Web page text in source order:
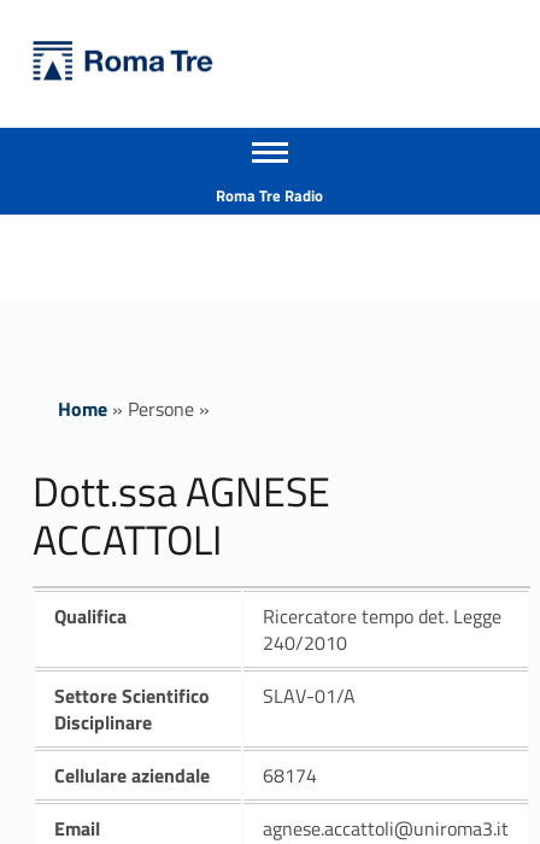
Dott.ssa AGNESE ACCATTOLI - Università Roma Tre
Apri il menu secondario
Roma Tre Radio
Home» Persone»
Dott.ssa AGNESE
ACCATTOLI
Qualifica
Ricercatore tempo det. Legge
240/2010
Settore Scientifico
Disciplinare
SLAV-01/A
Cellulare aziendale
68174
Email
agnese.accattoli@uniroma3.it